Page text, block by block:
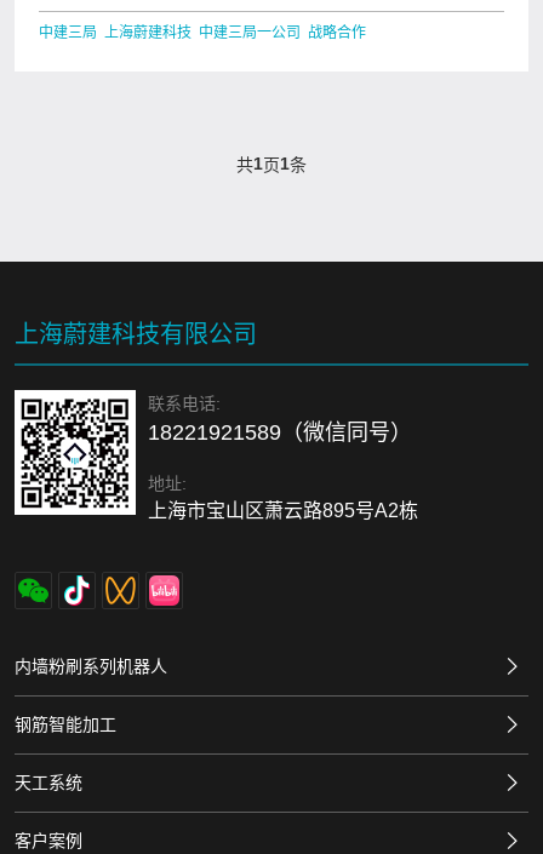
中建三局 上海蔚建科技 中建三局一公司 战略合作
共1页1条
上海蔚建科技有限公司
联系电话:
18221921589（微信同号）
地址:
上海市宝山区萧云路895号A2栋
内墙粉刷系列机器人
钢筋智能加工
天工系统
客户案例